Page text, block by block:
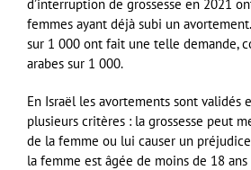
d’interruption de grossesse en 2021
femmes ayant déjà subi un
sur 1 000 ont fait une telle demande,
arabes sur 1 000.
En Israël les avortements sont validés
plusieurs critères : la grossesse peut
de la femme ou lui causer un
la femme est âgée de moins de 18